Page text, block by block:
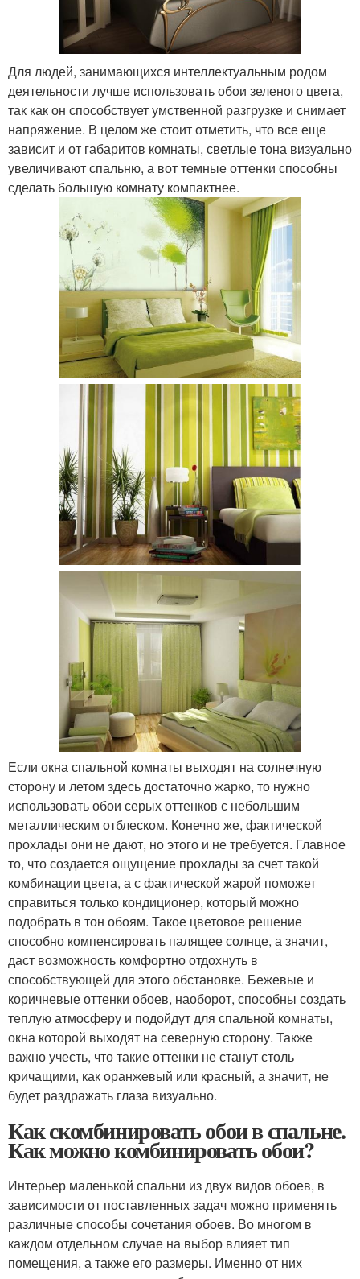
Для людей, занимающихся интеллектуальным родом
деятельности лучше использовать обои зеленого цвета,
так как он способствует умственной разгрузке и снимает
напряжение. В целом же стоит отметить, что все еще
зависит и от габаритов комнаты, светлые тона визуально
увеличивают спальню, а вот темные оттенки способны
сделать большую комнату компактнее.
Если окна спальной комнаты выходят на солнечную
сторону и летом здесь достаточно жарко, то нужно
использовать обои серых оттенков с небольшим
металлическим отблеском. Конечно же, фактической
прохлады они не дают, но этого и не требуется. Главное
то, что создается ощущение прохлады за счет такой
комбинации цвета, а с фактической жарой поможет
справиться только кондиционер, который можно
подобрать в тон обоям. Такое цветовое решение
способно компенсировать палящее солнце, а значит,
даст возможность комфортно отдохнуть в
способствующей для этого обстановке. Бежевые и
коричневые оттенки обоев, наоборот, способны создать
теплую атмосферу и подойдут для спальной комнаты,
окна которой выходят на северную сторону. Также
важно учесть, что такие оттенки не станут столь
кричащими, как оранжевый или красный, а значит, не
будет раздражать глаза визуально.
Как скомбинировать обои в спальне.
Как можно комбинировать обои?
Интерьер маленькой спальни из двух видов обоев, в
зависимости от поставленных задач можно применять
различные способы сочетания обоев. Во многом в
каждом отдельном случае на выбор влияет тип
помещения, а также его размеры. Именно от них